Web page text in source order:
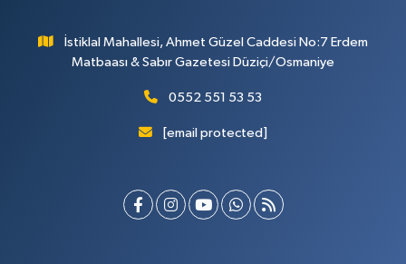
İstiklal Mahallesi, Ahmet Güzel Caddesi No:7 Erdem
Matbaası & Sabır Gazetesi Düziçi/Osmaniye
0552 551 53 53
[email protected]